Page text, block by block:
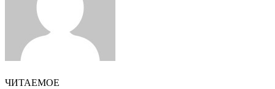
ЧИТАЕМОЕ